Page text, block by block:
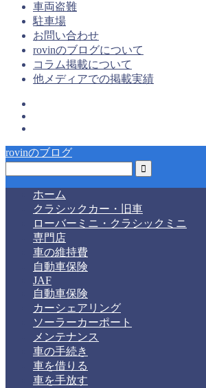
車両盗難
駐車場
お問い合わせ
rovinのブログについて
コラム掲載について
他メディアでの掲載実績
rovinのブログ
ホーム
クラシックカー・旧車
ローバーミニ・クラシックミニ
専門店
車の維持費
自動車保険
JAF
自動車保険
カーシェアリング
ソーラーカーポート
メンテナンス
車の手続き
車を借りる
車を手放す